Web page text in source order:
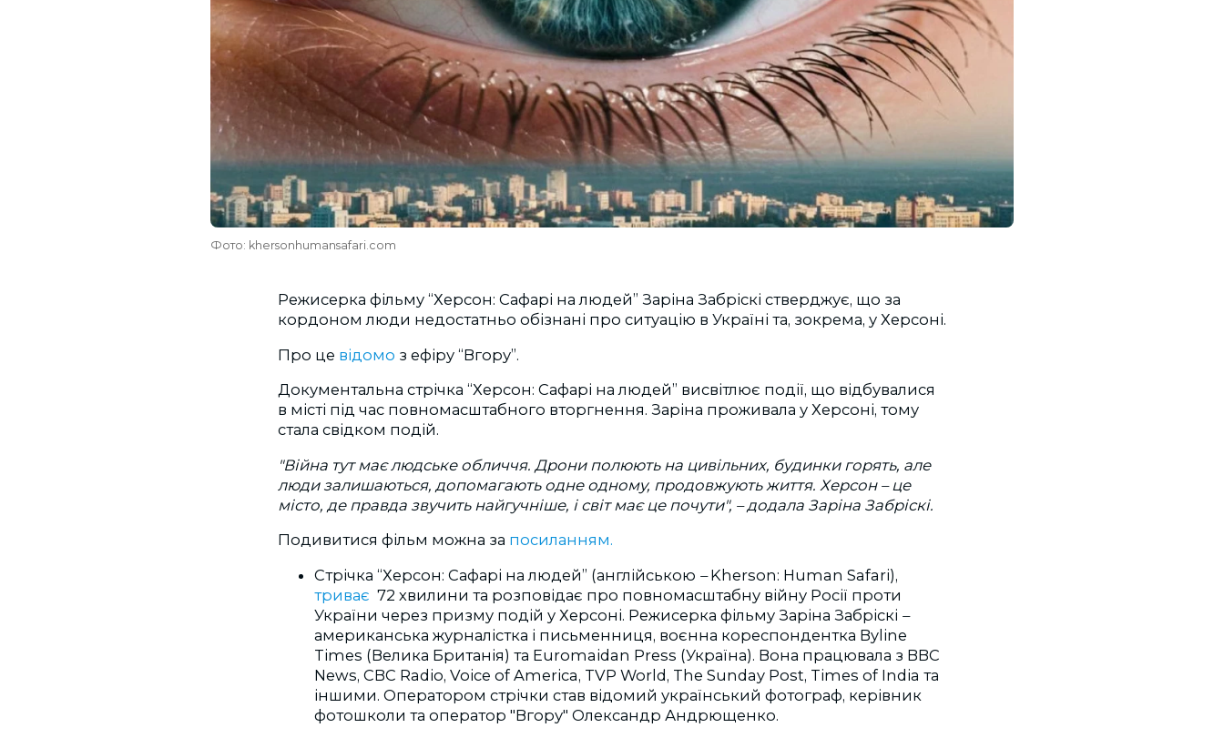
Фото: khersonhumansafari.com
Режисерка фільму “Херсон: Сафарі на людей” Заріна Забріскі стверджує, що за
кордоном люди недостатньо обізнані про ситуацію в Україні та, зокрема, у Херсоні.
Про це відомо з ефіру “Вгору”.
Документальна стрічка “Херсон: Сафарі на людей” висвітлює події, що відбувалися
в місті під час повномасштабного вторгнення. Заріна проживала у Херсоні, тому
стала свідком подій.
"Війна тут має людське обличчя. Дрони полюють на цивільних, будинки горять, але
люди залишаються, допомагають одне одному, продовжують життя. Херсон – це
місто, де правда звучить найгучніше, і світ має це почути", – додала Заріна Забріскі.
Подивитися фільм можна за посиланням.
Стрічка “Херсон: Сафарі на людей” (англійською –Kherson: Human Safari),
триває 72 хвилини та розповідає про повномасштабну війну Росії проти
України через призму подій у Херсоні. Режисерка фільму Заріна Забріскі –
американська журналістка і письменниця, воєнна кореспондентка Byline
Times (Велика Британія) та Euromaidan Press (Україна). Вона працювала з BBC
News, CBC Radio, Voice of America, TVP World, The Sunday Post, Times of India та
іншими. Оператором стрічки став відомий український фотограф, керівник
фотошколи та оператор "Вгору" Олександр Андрющенко.